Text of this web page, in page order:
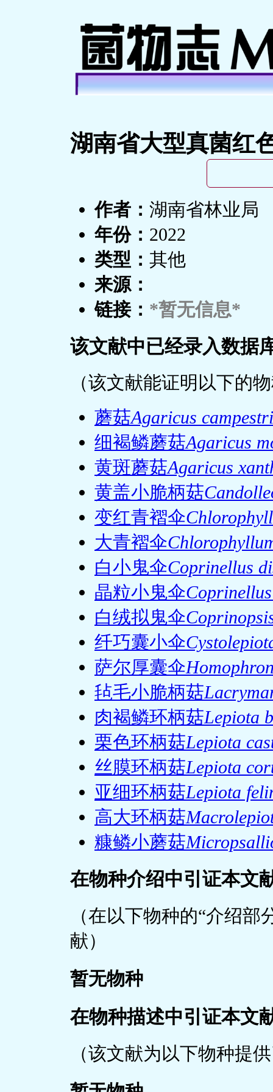
湖南省大型真菌红
作者： 湖南省林业局
年份： 2022
类型： 其他
来源：
链接： *暂无信息*
该文献中已经录入数据
（该文献能证明以下的
蘑菇Agaricus
细褐鳞蘑菇Agaricus
黄斑蘑菇Agaricus
黄盖小脆柄菇
变红青褶伞
大青褶伞
白小鬼伞Coprinellus
晶粒小鬼伞
白绒拟鬼伞
纤巧囊小伞
萨尔厚囊伞
毡毛小脆柄菇
肉褐鳞环柄菇Lepiota
栗色环柄菇Lepiota
丝膜环柄菇Lepiota
亚细环柄菇Lepiota
高大环柄菇
糠鳞小蘑菇
在物种介绍中引证本文
（在以下物种的“介绍
献）
暂无物种
在物种描述中引证本文
（该文献为以下物种提